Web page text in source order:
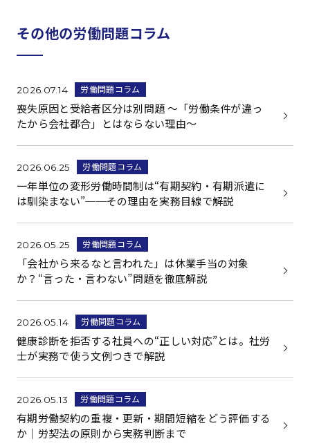
その他の労働問題コラム
2026.07.14 労働問題コラム
喪失原因と受給者区分は別問題 ～「労働条件が違っ
たから会社都合」とはならない理由～
2026.06.25 労働問題コラム
一年単位の変形労働時間制は“有期契約・有期派遣に
は馴染まない”──その理由を実務目線で解説
2026.05.25 労働問題コラム
「会社から来るなと言われた」は休業手当の対象
か？“言った・言わない”問題を徹底解説
2026.05.14 労働問題コラム
健康診断を拒否する社員への“正しい対応”とは。社労
士が実務で使う文例つきで解説
2026.05.13 労働問題コラム
有期労働契約の重複・更新・期間短縮をどう評価する
か｜労契法の原則から実務判断まで